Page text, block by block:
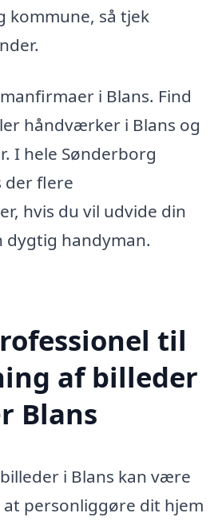
kommune, så tjek
i Blans. Find
håndværker i Blans og
I hele Sønderborg
der flere
hvis du vil udvide din
dygtig handyman.
til
af billeder
Blans
i Blans kan være
personliggøre dit hjem